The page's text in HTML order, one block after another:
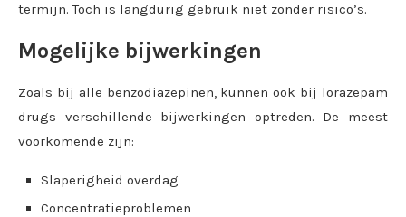
termijn. Toch is langdurig gebruik niet zonder risico’s.
Mogelijke bijwerkingen
Zoals bij alle benzodiazepinen, kunnen ook bij lorazepam
drugs verschillende bijwerkingen optreden. De meest
voorkomende zijn:
Slaperigheid overdag
Concentratieproblemen